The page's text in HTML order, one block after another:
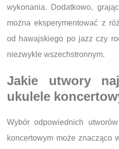
wykonania. Dodatkowo,
można eksperymentować z
od hawajskiego po jazz czy
niezwykle wszechstronnym.
Jakie utwory
ukulele
Wybór odpowiednich
koncertowym może znacząco